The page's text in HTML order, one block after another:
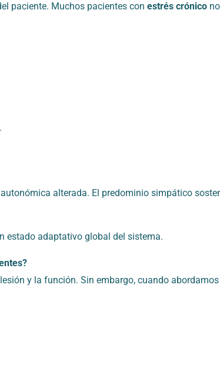
paciente. Muchos pacientes con estrés crónico
alterada. El predominio simpático
estado adaptativo global del sistema.
y la función. Sin embargo, cuando abordamos